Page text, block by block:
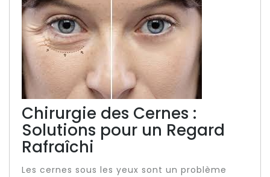
Chirurgie des Cernes :
Solutions pour un Regard
Rafraîchi
Les cernes sous les yeux sont un problème